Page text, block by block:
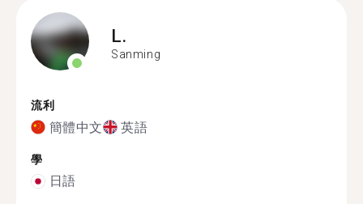
L.
Sanming
流利
簡體中文 英語
學
日語